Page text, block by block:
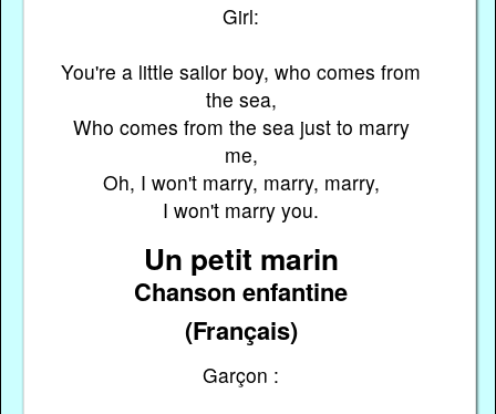
Girl:
You're a little sailor boy, who comes from
the sea,
Who comes from the sea just to marry
me,
Oh, I won't marry, marry, marry,
I won't marry you.
Un petit marin
Chanson enfantine
(Français)
Garçon :